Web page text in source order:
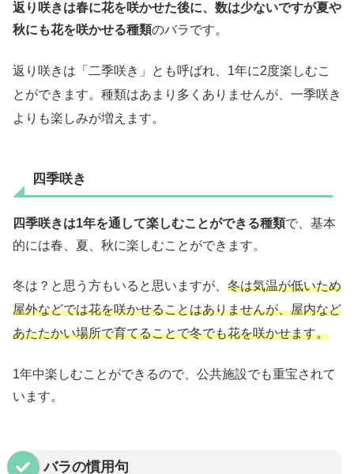
返り咲きは春に花を咲かせた後に、数は少ないですが夏や
秋にも花を咲かせる種類のバラです。
返り咲きは「二季咲き」とも呼ばれ、1年に2度楽しむこ
とができます。種類はあまり多くありませんが、一季咲き
よりも楽しみが増えます。
四季咲き
四季咲きは1年を通して楽しむことができる種類で、基本
的には春、夏、秋に楽しむことができます。
冬は？と思う方もいると思いますが、 冬は気温が低いため
屋外などでは花を咲かせることはありませんが、屋内など
あたたかい場所で育てることで冬でも花を咲かせます。
1年中楽しむことができるので、公共施設でも重宝されて
います。
バラの慣用句